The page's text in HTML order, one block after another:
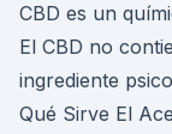
CBD es un
El CBD no
ingrediente
Qué Sirve El